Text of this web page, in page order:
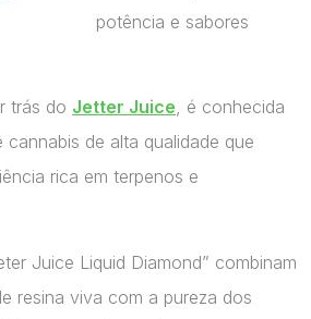
potência e sabores
trás do Jetter Juice, é conhecida
de alta qualidade que
rica em terpenos e
Juice Liquid Diamond” combinam
resina viva com a pureza dos